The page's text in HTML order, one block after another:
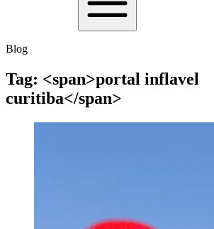
Blog
Tag: <span>portal inflavel
curitiba</span>